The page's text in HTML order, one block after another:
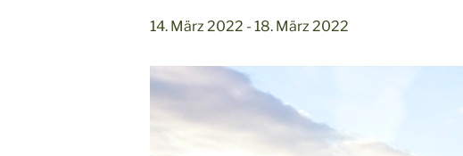
14. März 2022 - 18. März 2022